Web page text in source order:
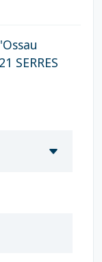
SERRES